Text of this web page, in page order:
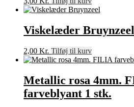
Viskelæder Bruynzeel
2,00 Kr. Tilføj til kurv
Metallic rosa 4mm.
farveblyant 1 stk.